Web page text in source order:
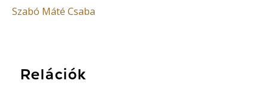
Szabó Máté Csaba
Relációk